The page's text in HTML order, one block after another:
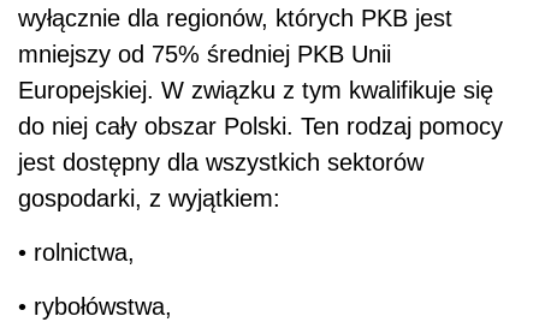
wyłącznie dla regionów, których PKB jest
mniejszy od 75% średniej PKB Unii
Europejskiej. W związku z tym kwalifikuje się
do niej cały obszar Polski. Ten rodzaj pomocy
jest dostępny dla wszystkich sektorów
gospodarki, z wyjątkiem:
• rolnictwa,
• rybołówstwa,